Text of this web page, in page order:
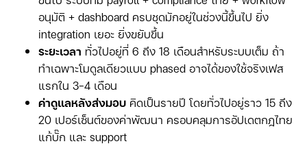
อนุมัติ + dashboard ครบชุดมักอยู่ในช่วงนี้ขึ้นไป ยิ่ง
integration เยอะ ยิ่งขยับขึ้น
ระยะเวลา ทั่วไปอยู่ที่ 6 ถึง 18 เดือนสำหรับระบบเต็ม ถ้า
ทำเฉพาะโมดูลเดียวแบบ phased อาจได้ของใช้จริงเฟส
แรกใน 3-4 เดือน
ค่าดูแลหลังส่งมอบ คิดเป็นรายปี โดยทั่วไปอยู่ราว 15 ถึง
20 เปอร์เซ็นต์ของค่าพัฒนา ครอบคลุมการอัปเดตกฎไทย
แก้บั๊ก และ support